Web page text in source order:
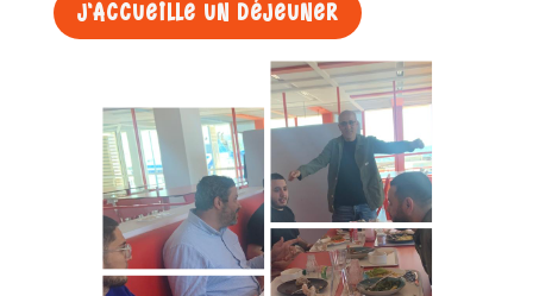
J'ACCUEILLE UN DÉJEUNER